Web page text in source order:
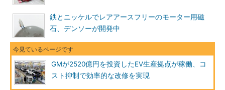
鉄とニッケルでレアアースフリーのモーター用磁
石、デンソーが開発中
GMが2520億円を投資したEV生産拠点が稼働、コ
スト抑制で効率的な改修を実現